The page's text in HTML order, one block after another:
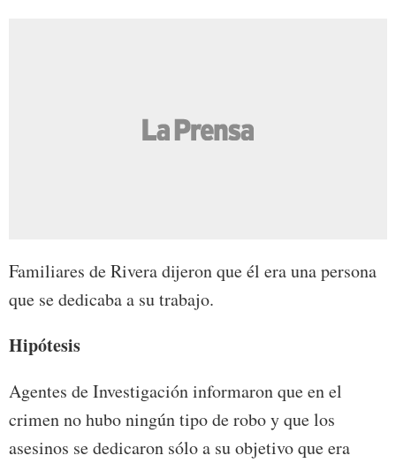
Familiares de Rivera dijeron que él era una persona
que se dedicaba a su trabajo.
Hipótesis
Agentes de Investigación informaron que en el
crimen no hubo ningún tipo de robo y que los
asesinos se dedicaron sólo a su objetivo que era